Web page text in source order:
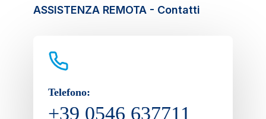
ASSISTENZA REMOTA - Contatti
Telefono:
+39 0546 637711